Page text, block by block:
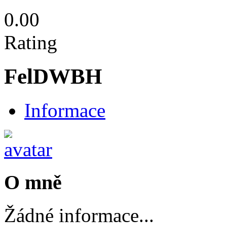
0.00
Rating
FelDWBH
Informace
O mně
Žádné informace...